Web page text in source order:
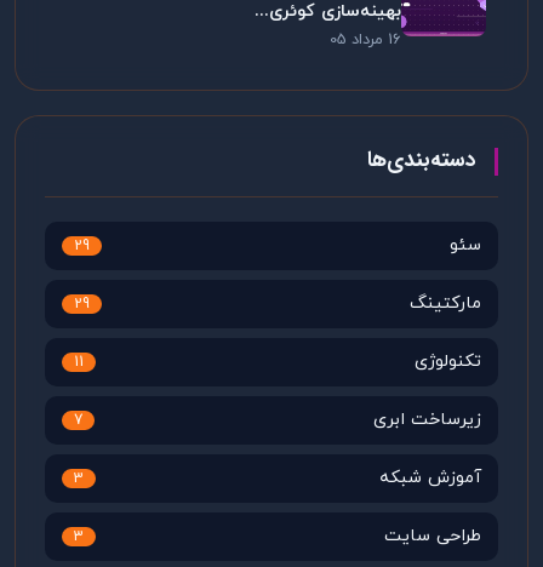
بهینه‌سازی کوئری...
16 مرداد 05
دسته‌بندی‌ها
سئو 29
مارکتینگ 29
تکنولوژی 11
زیرساخت ابری 7
آموزش شبکه 3
طراحی سایت 3